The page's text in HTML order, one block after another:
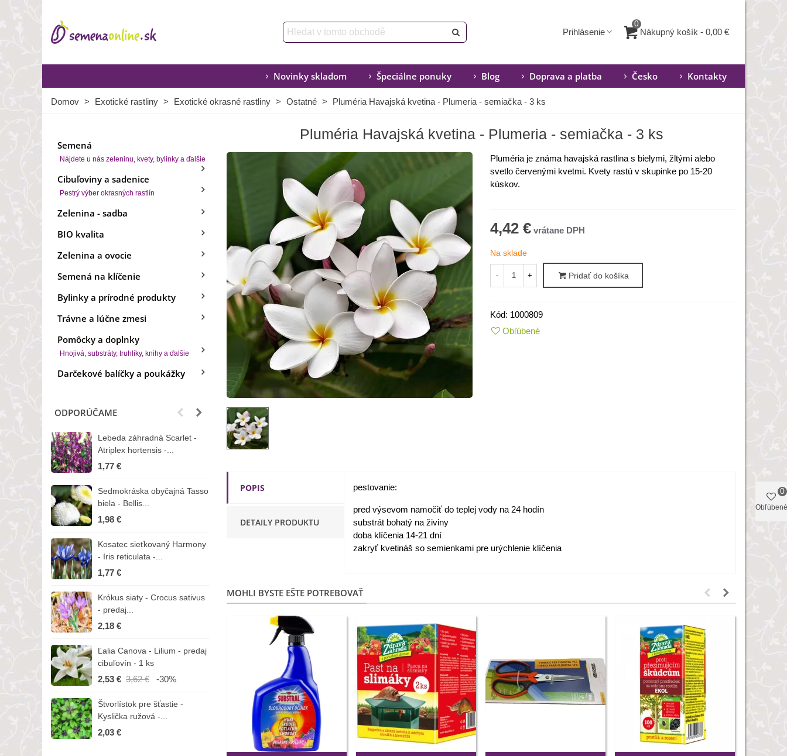
Prihlásenie
0
Nákupný košík - 0,00 €
Novinky skladom Špeciálne ponuky Blog Doprava a platba Česko Kontakty
Domov > Exotické rastliny > Exotické okrasné rastliny > Ostatné > Pluméria Havajská kvetina - Plumeria - semiačka - 3 ks
Semená
Nájdete u nás zeleninu, kvety, bylinky a ďalšie
Cibuľoviny a sadenice
Pestrý výber okrasných rastlín
Zelenina - sadba
BIO kvalita
Zelenina a ovocie
Semená na klíčenie
Bylinky a prírodné produkty
Trávne a lúčne zmesi
Pomôcky a doplnky
Hnojivá, substráty, truhlíky, knihy a ďalšie
Darčekové balíčky a poukážky
ODPORÚČAME
Lebeda záhradná Scarlet -
Atriplex hortensis -...
1,77 €
Sedmokráska obyčajná Tasso
biela - Bellis...
1,98 €
Kosatec sieťkovaný Harmony
- Iris reticulata -...
1,77 €
Krókus siaty - Crocus sativus
- predaj...
2,18 €
Ľalia Canova - Lilium - predaj
cibuľovín - 1 ks
2,53 € 3,62 € -30%
Štvorlístok pre šťastie -
Kyslička ružová -...
2,03 €
BIO Kaleráb Dyna - Brassica
oleracea var....
Zornica plnokvetá Amarantia -
7,05 €
Kapucínka nízka - Alaska Mix
Čakanka Virtus F1 -
3,20 €
Sedmokráska obyčajná
ružové odtiene - Bellis...
1,57 €
Iskerník plnokvetý modrý -
Ranunculus asiaticus...
1,82 €
Pluméria Havajská kvetina - Plumeria - semiačka - 3 ks
Pluméria je známa havajská rastlina s bielymi, žltými alebo
svetlo červenými kvetmi. Kvety rastú v skupinke po 15-20
kúskov.
4,42 €
Na sklade
- + Pridať do košíka
Kód: 1000809
Obľúbené
POPIS
DETAILY PRODUKTU
pestovanie:
pred výsevom namočiť do teplej vody na 24 hodín
substrát bohatý na živiny
doba klíčenia 14-21 dní
zakryť kvetináš so semienkami pre urýchlenie klíčenia
MOHLI BYSTE EŠTE POTREBOVAŤ
Obľúbené
0